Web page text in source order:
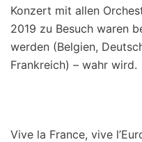
Konzert mit allen
2019 zu Besuch waren
werden (Belgien,
Frankreich) – wahr wird.
Vive la France, vive